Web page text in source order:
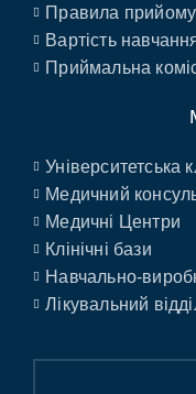
Правила
Вартість
Приймальна
Університетська
Медичний
Медичні Центри
Клінічні бази
Навчально-
Лікувальний